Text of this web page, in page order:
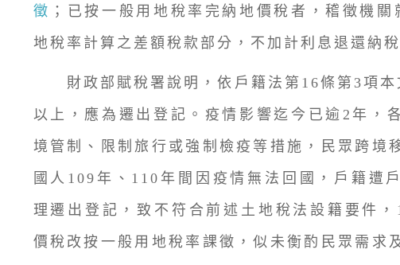
徵 ；已按一般用地稅率完納地價稅者，稽徵機
地稅率計算之差額稅款部分，不加計利息退還納稅
財政部賦稅署說明，依戶籍法第16條第3項本
以上，應為遷出登記。疫情影響迄今已逾2年，
境管制、限制旅行或強制檢疫等措施，民眾跨境
國人109年、110年間因疫情無法回國，戶籍遭
理遷出登記，致不符合前述土地稅法設籍要件
價稅改按一般用地稅率課徵，似未衡酌民眾需求